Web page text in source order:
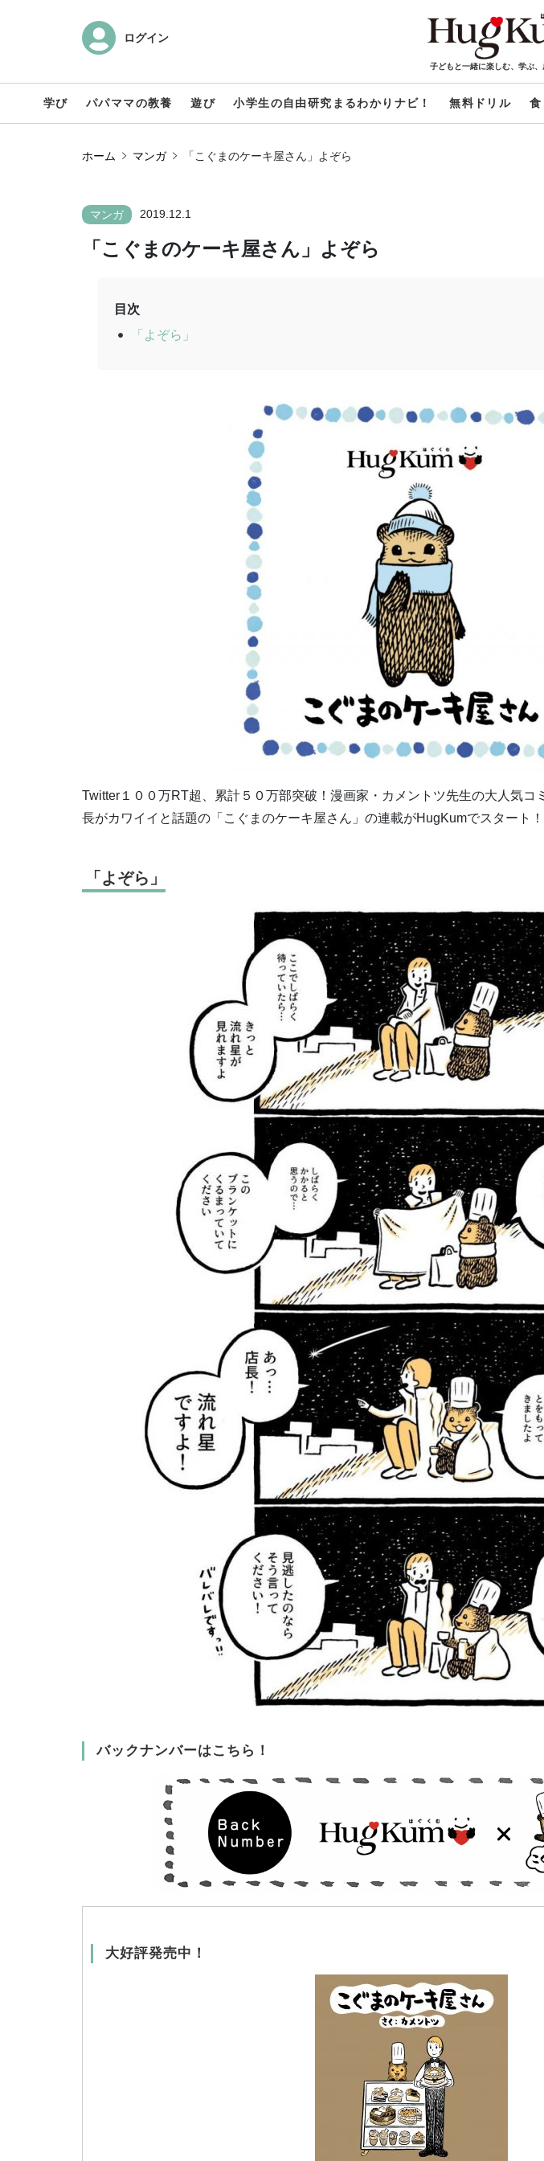
ログイン
子どもと一緒に楽しむ、学ぶ、
学び パパママの教養 遊び 小学生の自由研究まるわかりナビ！ 無料ドリル 食
ホーム マンガ 「こぐまのケーキ屋さん」よぞら
マンガ 2019.12.1
「こぐまのケーキ屋さん」よぞら
目次
「よぞら」
Twitter１００万RT超、累計５０万部突破！漫画家・カメントツ先生の大人気コ
長がカワイイと話題の「こぐまのケーキ屋さん」の連載がHugKumでスタート
「よぞら」
バックナンバーはこちら！
大好評発売中！